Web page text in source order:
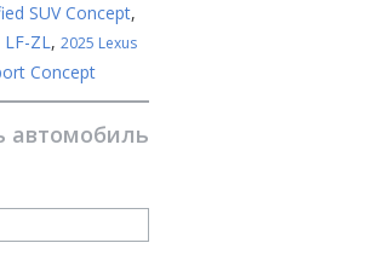
SUV Concept,
LF-ZL, 2025 Lexus
Concept
автомобиль